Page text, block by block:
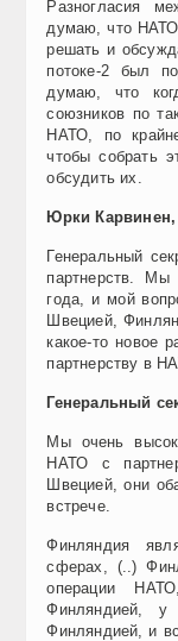
Разногласия
думаю, что
решать и
потоке-2 был
думаю, что
союзников по
НАТО, по
чтобы собрать
обсудить их.
Юрки
Генеральный
партнерств.
года, и мой
Швецией,
какое-то новое
партнерству в
Генеральный
Мы очень
НАТО с
Швецией, они
встрече.
Финляндия
сферах, (..)
операции
Финляндией,
Финляндией, и